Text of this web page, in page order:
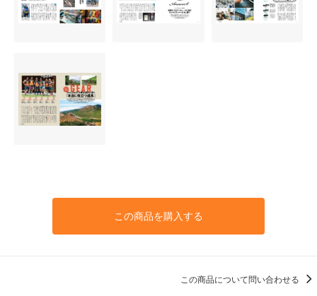
この商品を購入する
この商品について問い合わせる